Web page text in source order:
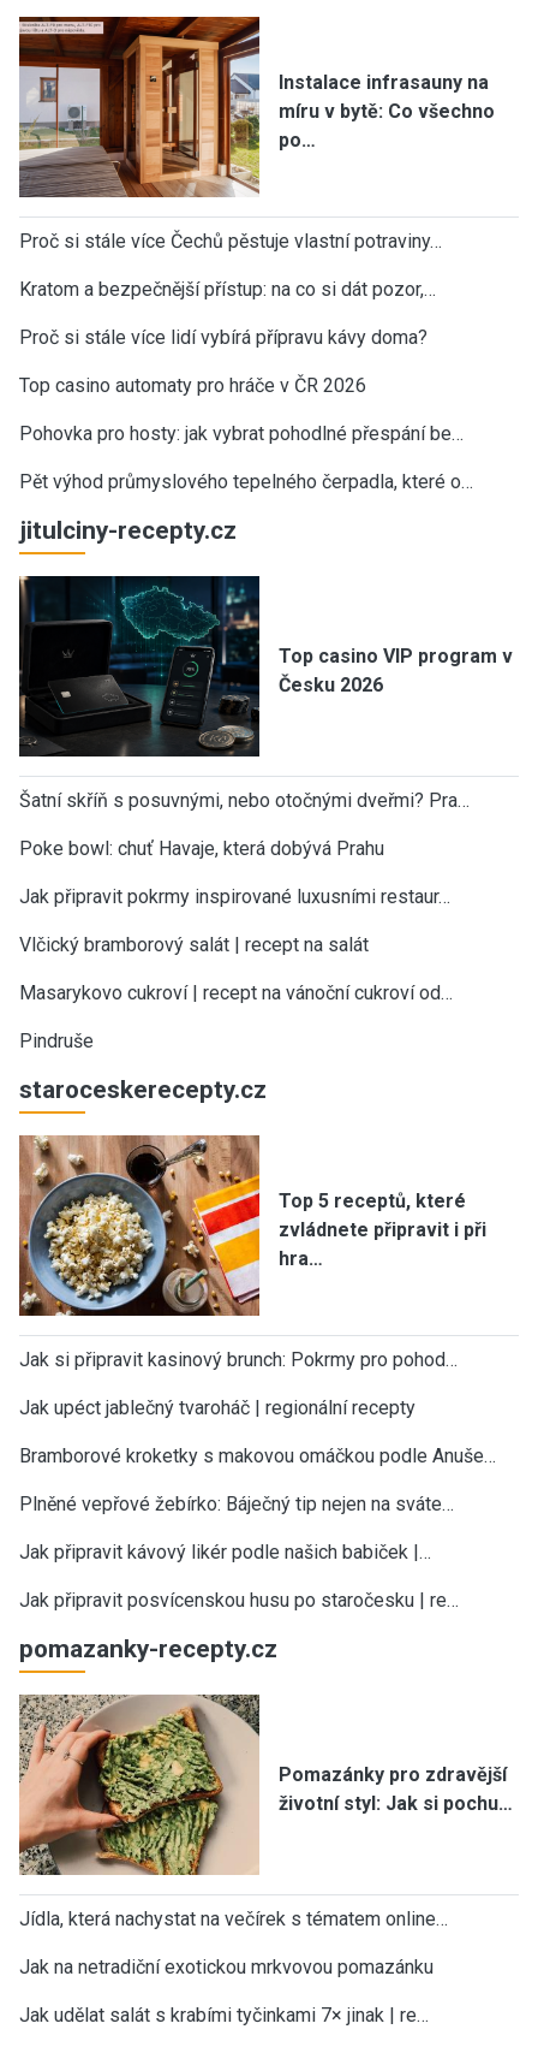
Instalace infrasauny na
míru v bytě: Co všechno
po…
Proč si stále více Čechů pěstuje vlastní potraviny…
Kratom a bezpečnější přístup: na co si dát pozor,…
Proč si stále více lidí vybírá přípravu kávy doma?
Top casino automaty pro hráče v ČR 2026
Pohovka pro hosty: jak vybrat pohodlné přespání be…
Pět výhod průmyslového tepelného čerpadla, které o…
jitulciny-recepty.cz
Top casino VIP program v
Česku 2026
Šatní skříň s posuvnými, nebo otočnými dveřmi? Pra…
Poke bowl: chuť Havaje, která dobývá Prahu
Jak připravit pokrmy inspirované luxusními restaur…
Vlčický bramborový salát | recept na salát
Masarykovo cukroví | recept na vánoční cukroví od…
Pindruše
staroceskerecepty.cz
Top 5 receptů, které
zvládnete připravit i při
hra…
Jak si připravit kasinový brunch: Pokrmy pro pohod…
Jak upéct jablečný tvaroháč | regionální recepty
Bramborové kroketky s makovou omáčkou podle Anuše…
Plněné vepřové žebírko: Báječný tip nejen na sváte…
Jak připravit kávový likér podle našich babiček |…
Jak připravit posvícenskou husu po staročesku | re…
pomazanky-recepty.cz
Pomazánky pro zdravější
životní styl: Jak si pochu…
Jídla, která nachystat na večírek s tématem online…
Jak na netradiční exotickou mrkvovou pomazánku
Jak udělat salát s krabími tyčinkami 7× jinak | re…